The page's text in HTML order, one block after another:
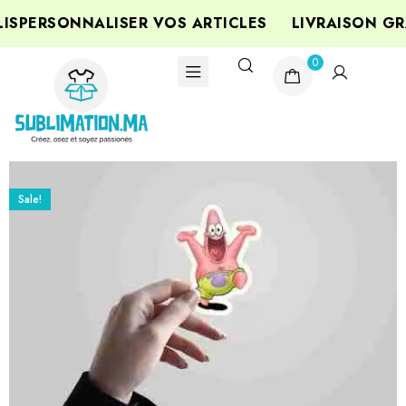
VOS ARTICLES LIVRAISON
0
Sale!